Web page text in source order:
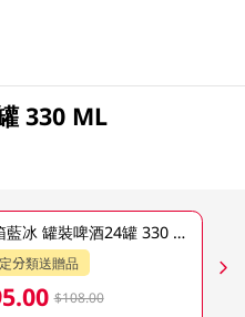
330 ML
原箱藍冰 罐裝啤酒24罐 330 ML
分類送贈品
$108.00